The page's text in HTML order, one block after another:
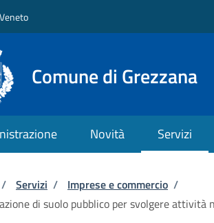
Comune di Grezzana
Novità Servizi
di pane
/ Servizi / Imprese e commercio /
di suolo pubblico per svolgere